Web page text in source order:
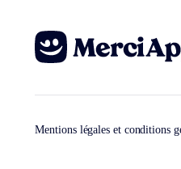
Mentions légales et conditions